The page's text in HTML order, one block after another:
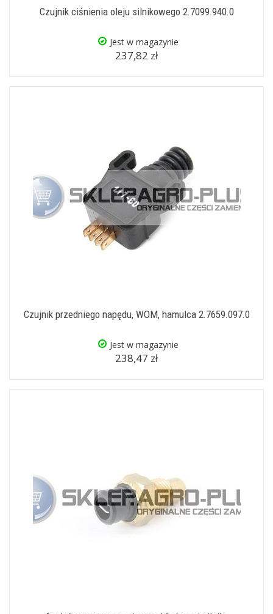
Czujnik ciśnienia oleju silnikowego 2.7099.940.0
Jest w magazynie
237,82 zł
Czujnik przedniego napędu, WOM, hamulca 2.7659.097.0
Jest w magazynie
238,47 zł